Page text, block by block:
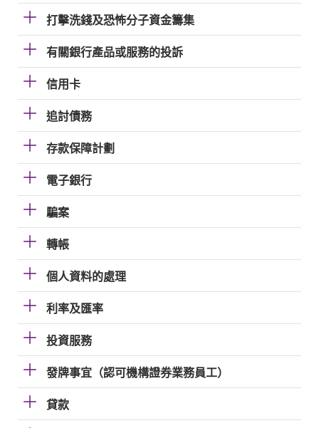
打擊洗錢及恐怖分子資金籌集
有關銀行產品或服務的投訴
信用卡
追討債務
存款保障計劃
電子銀行
騙案
轉帳
個人資料的處理
利率及匯率
投資服務
發牌事宜（認可機構證券業務員工）
貸款